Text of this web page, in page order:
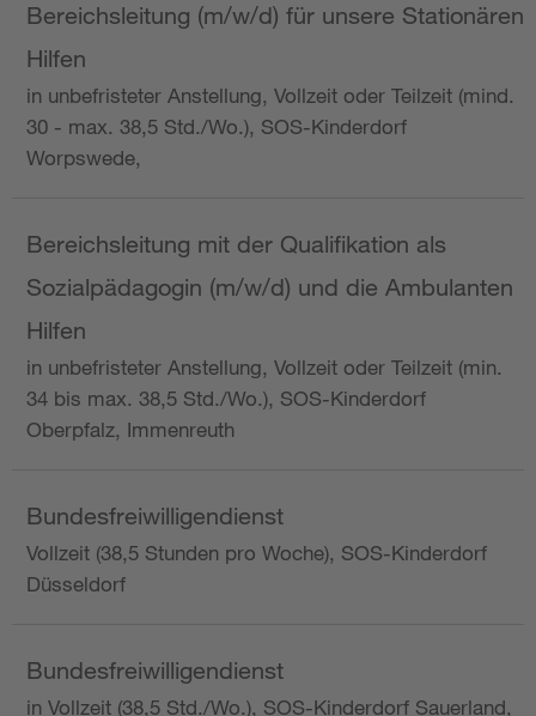
Bereichsleitung (m/w/d) für unsere Stationären
Hilfen
in unbefristeter Anstellung, Vollzeit oder Teilzeit (mind.
30 - max. 38,5 Std./Wo.), SOS-Kinderdorf
Worpswede,
Bereichsleitung mit der Qualifikation als
Sozialpädagogin (m/w/d) und die Ambulanten
Hilfen
in unbefristeter Anstellung, Vollzeit oder Teilzeit (min.
34 bis max. 38,5 Std./Wo.), SOS-Kinderdorf
Oberpfalz, Immenreuth
Bundesfreiwilligendienst
Vollzeit (38,5 Stunden pro Woche), SOS-Kinderdorf
Düsseldorf
Bundesfreiwilligendienst
in Vollzeit (38,5 Std./Wo.), SOS-Kinderdorf Sauerland,